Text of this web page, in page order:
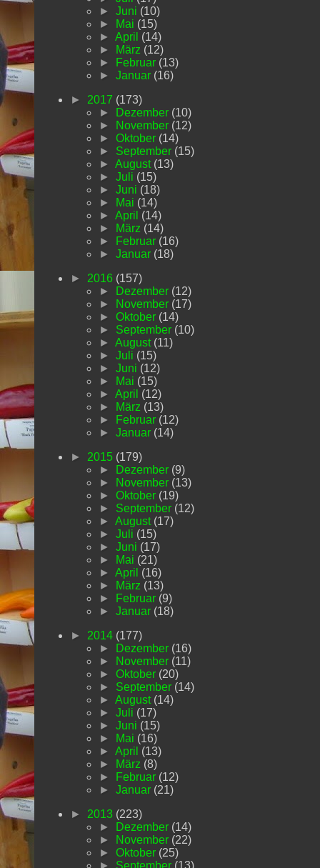
► Juni (10)
►
Mai (15)
► April (14)
►
März (12)
►
Februar (13)
► Januar (16)
► 2017 (173)
►
Dezember (10)
►
November (12)
► Oktober (14)
► September (15)
► August (13)
► Juli (15)
► Juni (18)
►
Mai (14)
► April (14)
►
März (14)
►
Februar (16)
► Januar (18)
► 2016 (157)
►
Dezember (12)
►
November (17)
► Oktober (14)
► September (10)
► August (11)
► Juli (15)
► Juni (12)
►
Mai (15)
► April (12)
►
März (13)
►
Februar (12)
► Januar (14)
► 2015 (179)
►
Dezember (9)
►
November (13)
► Oktober (19)
► September (12)
► August (17)
► Juli (15)
► Juni (17)
►
Mai (21)
► April (16)
►
März (13)
►
Februar (9)
► Januar (18)
► 2014 (177)
►
Dezember (16)
►
November (11)
► Oktober (20)
► September (14)
► August (14)
► Juli (17)
► Juni (15)
►
Mai (16)
► April (13)
►
März (8)
►
Februar (12)
► Januar (21)
► 2013 (223)
►
Dezember (14)
►
November (22)
► Oktober (25)
► September (13)